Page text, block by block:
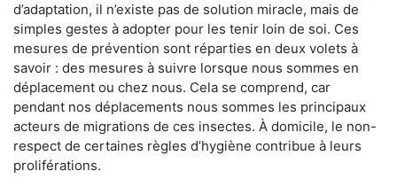
d’adaptation, il n’existe pas de solution miracle, mais de
simples gestes à adopter pour les tenir loin de soi. Ces
mesures de prévention sont réparties en deux volets à
savoir : des mesures à suivre lorsque nous sommes en
déplacement ou chez nous. Cela se comprend, car
pendant nos déplacements nous sommes les principaux
acteurs de migrations de ces insectes. À domicile, le non-
respect de certaines règles d’hygiène contribue à leurs
proliférations.